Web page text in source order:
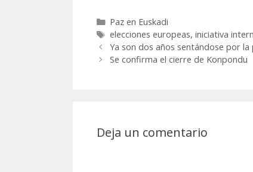
Categorías
Paz en Euskadi
Etiquetas
elecciones europeas, iniciativa
Ya son dos años sentándose por la
Se confirma el cierre de Konpondu
Deja un comentario